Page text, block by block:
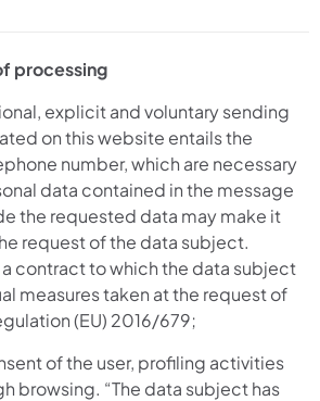
processing
explicit and voluntary sending
on this website entails the
number, which are necessary
data contained in the message
the requested data may make it
request of the data subject.
contract to which the data subject
measures taken at the request of
(EU) 2016/679;
of the user, profiling activities
browsing. “The data subject has